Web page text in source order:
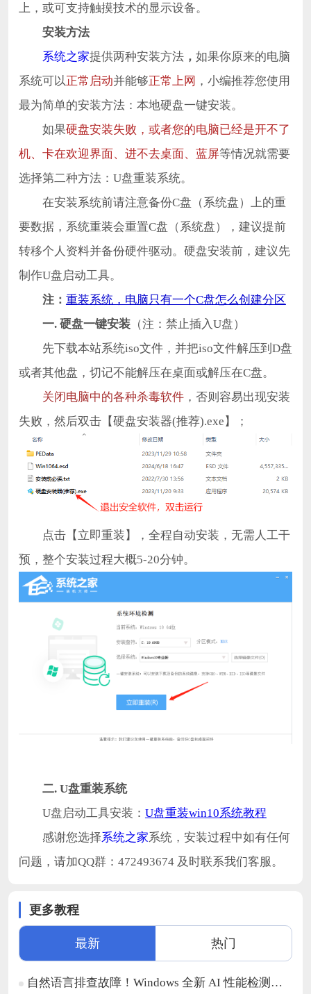
上，或可支持触摸技术的显示设备。
安装方法
系统之家提供两种安装方法， 如果你原来的电脑
系统可以 正常启动并能够 正常上网 ，小编推荐您使用
最为简单的安装方法：本地硬盘一键安装。
如果硬盘安装失败，或者您的电脑已经是开不了
机、卡在欢迎界面、进不去桌面、蓝屏等情况就需要
选择第二种方法：U盘重装系统。
在安装系统前请注意备份C盘（系统盘）上的重
要数据，系统重装会重置C盘（系统盘），建议提前
转移个人资料并备份硬件驱动。硬盘安装前，建议先
制作U盘启动工具。
注： 重装系统，电脑只有一个C盘怎么创建分区
一. 硬盘一键安装（注：禁止插入U盘）
先下载本站系统iso文件，并把iso文件解压到D盘
或者其他盘，切记不能解压在桌面或解压在C盘。
关闭电脑中的各种杀毒软件，否则容易出现安装
失败，然后双击【硬盘安装器(推荐).exe】；
点击【立即重装】，全程自动安装，无需人工干
预，整个安装过程大概5-20分钟。
二. U盘重装系统
U盘启动工具安装： U盘重装win10系统教程
感谢您选择系统之家系统，安装过程中如有任何
问题，请加QQ群：472493674 及时联系我们客服。
更多教程
最新 热门
自然语言排查故障！Windows 全新 AI 性能检测功能开启测试